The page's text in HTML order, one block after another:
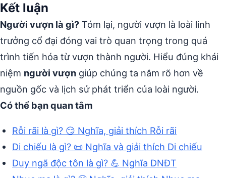
Kết luận
Người vượn là gì? Tóm lại, người vượn là loài linh
trưởng cổ đại đóng vai trò quan trọng trong quá
trình tiến hóa từ vượn thành người. Hiểu đúng khái
niệm người vượn giúp chúng ta nắm rõ hơn về
nguồn gốc và lịch sử phát triển của loài người.
Có thể bạn quan tâm
Rỗi rãi là gì? 😏 Nghĩa, giải thích Rỗi rãi
Di chiếu là gì? 📜 Nghĩa và giải thích Di chiếu
Duy ngã độc tôn là gì? 💪 Nghĩa DNĐT